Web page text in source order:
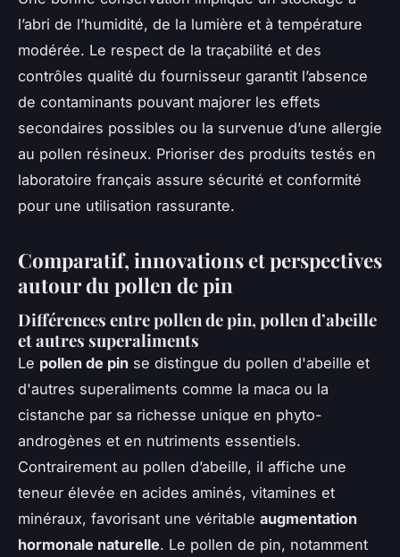
l’abri de l’humidité, de la lumière et à température
modérée. Le respect de la traçabilité et des
contrôles qualité du fournisseur garantit l’absence
de contaminants pouvant majorer les effets
secondaires possibles ou la survenue d’une allergie
au pollen résineux. Prioriser des produits testés en
laboratoire français assure sécurité et conformité
pour une utilisation rassurante.
Comparatif, innovations et perspectives
autour du pollen de pin
Différences entre pollen de pin, pollen d’abeille
et autres superaliments
Le pollen de pin se distingue du pollen d'abeille et
d'autres superaliments comme la maca ou la
cistanche par sa richesse unique en phyto-
androgènes et en nutriments essentiels.
Contrairement au pollen d’abeille, il affiche une
teneur élevée en acides aminés, vitamines et
minéraux, favorisant une véritable augmentation
hormonale naturelle. Le pollen de pin, notamment